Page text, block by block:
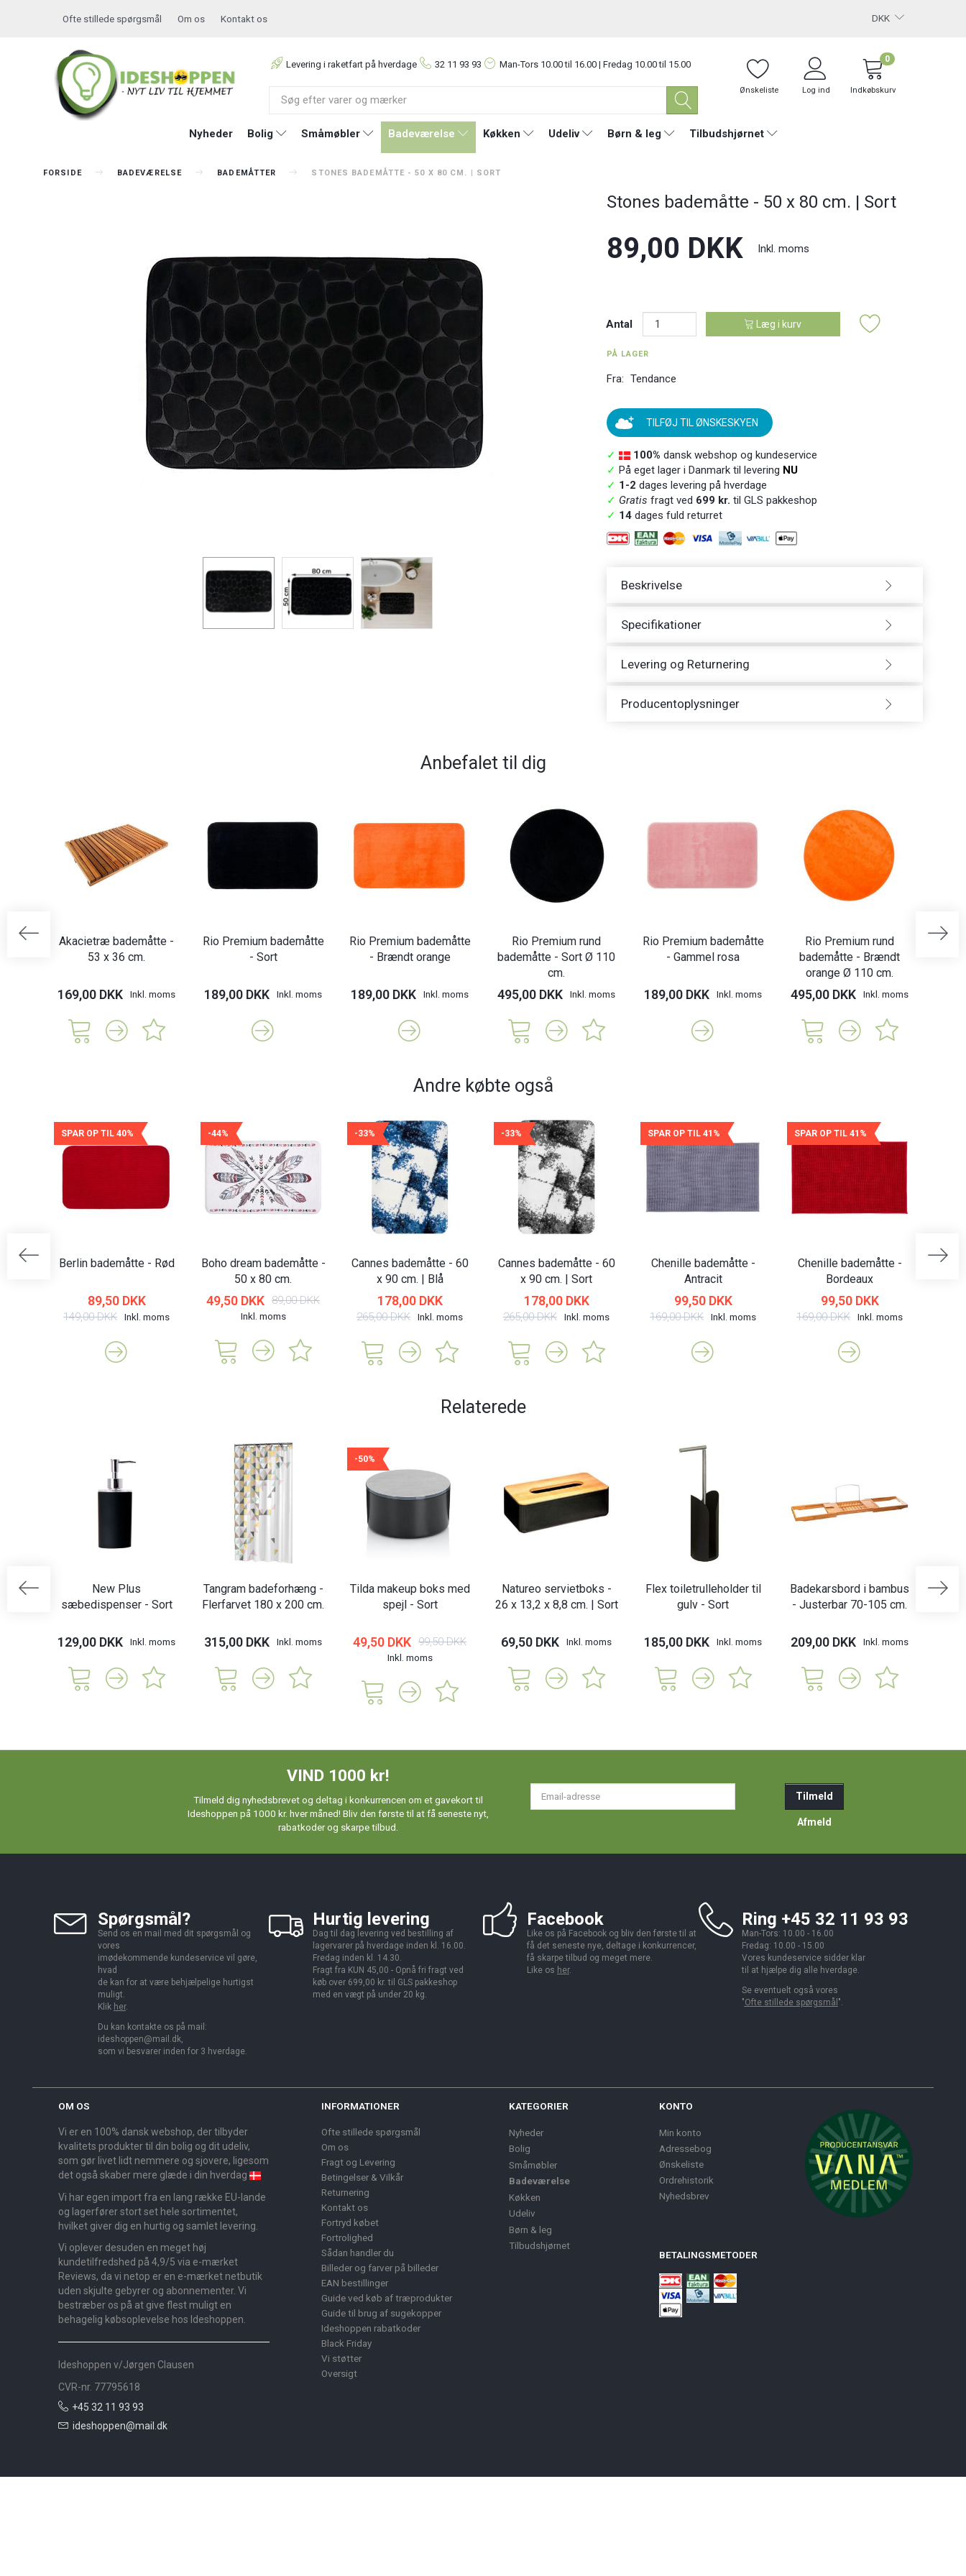
DKK
Ofte stillede spørgsmål Om os Kontakt os
Levering i raketfart på hverdage 32 11 93 93 Man-Tors 10.00 til 16.00 | Fredag 10.00 til 15.00
Ønskeliste Log ind Indkøbskurv
0
Nyheder Bolig Småmøbler Badeværelse Køkken Udeliv Børn & leg Tilbudshjørnet
FORSIDE BADEVÆRELSE BADEMÅTTER STONES BADEMÅTTE - 50 X 80 CM. | SORT
Stones bademåtte - 50 x 80 cm. | Sort
89,00 DKK Inkl. moms
Antal Læg i kurv
PÅ LAGER
Fra: Tendance
TILFØJ TIL ØNSKESKYEN
✓ 100% dansk webshop og kundeservice
✓ På eget lager i Danmark til levering NU
✓ 1-2 dages levering på hverdage
✓ Gratis fragt ved 699 kr. til GLS pakkeshop
✓ 14dages fuld returret
Beskrivelse
Specifikationer
Levering og Returnering
Producentoplysninger
Anbefalet til dig
Akacietræ bademåtte -
53 x 36 cm.
169,00 DKK Inkl. moms
Rio Premium bademåtte
- Sort
189,00 DKK Inkl. moms
Rio Premium bademåtte
- Brændt orange
189,00 DKK Inkl. moms
Rio Premium rund
bademåtte - Sort Ø 110
cm.
495,00 DKK Inkl. moms
Rio Premium bademåtte
- Gammel rosa
189,00 DKK Inkl. moms
Rio Premium rund
bademåtte - Brændt
orange Ø 110 cm.
495,00 DKK Inkl. moms
Rio
Andre købte også
SPAR OP TIL 40%
Berlin bademåtte - Rød
89,50 DKK
149,00 DKK Inkl. moms
-44%
Boho dream bademåtte -
50 x 80 cm.
49,50 DKK 89,00 DKK
Inkl. moms
-33%
Cannes bademåtte - 60
x 90 cm. | Blå
178,00 DKK
265,00 DKK Inkl. moms
-33%
Cannes bademåtte - 60
x 90 cm. | Sort
178,00 DKK
265,00 DKK Inkl. moms
SPAR OP TIL 41%
Chenille bademåtte -
Antracit
99,50 DKK
169,00 DKK Inkl. moms
SPAR OP TIL 41%
Chenille bademåtte -
Bordeaux
99,50 DKK
169,00 DKK Inkl. moms
Relaterede
New Plus
sæbedispenser - Sort
129,00 DKK Inkl. moms
Tangram badeforhæng -
Flerfarvet 180 x 200 cm.
315,00 DKK Inkl. moms
-50%
Tilda makeup boks med
spejl - Sort
49,50 DKK 99,50 DKK
Inkl. moms
Natureo servietboks -
26 x 13,2 x 8,8 cm. | Sort
69,50 DKK Inkl. moms
Flex toiletrulleholder til
gulv - Sort
185,00 DKK Inkl. moms
Badekarsbord i bambus
- Justerbar 70-105 cm.
209,00 DKK Inkl. moms
VIND 1000 kr!
Tilmeld dig nyhedsbrevet og deltag i konkurrencen om et gavekort til
Ideshoppen på 1000 kr. hver måned! Bliv den første til at få seneste nyt,
rabatkoder og skarpe tilbud.
Tilmeld
Afmeld
Spørgsmål?
Send os en mail med dit spørgsmål og
vores
imødekommende kundeservice vil gøre,
hvad
de kan for at være behjælpelige hurtigst
muligt.
Klik her.
Du kan kontakte os på mail:
ideshoppen@mail.dk,
som vi besvarer inden for 3 hverdage.
Hurtig levering
Dag til dag levering ved bestilling af
lagervarer på hverdage inden kl. 16.00.
Fredag inden kl. 14.30.
Fragt fra KUN 45,00 - Opnå fri fragt ved
køb over 699,00 kr. til GLS pakkeshop
med en vægt på under 20 kg.
Facebook
Like os på Facebook og bliv den første til at
få det seneste nye, deltage i konkurrencer,
få skarpe tilbud og meget mere.
Like os her.
Ring +45 32 11 93 93
Man-Tors: 10.00 - 16.00
Fredag: 10.00 - 15.00
Vores kundeservice sidder klar
til at hjælpe dig alle hverdage.
Se eventuelt også vores
"Ofte stillede spørgsmål ".
OM OS
Vi er en 100% dansk webshop, der tilbyder
kvalitets produkter til din bolig og dit udeliv,
som gør livet lidt nemmere og sjovere, ligesom
det også skaber mere glæde i din hverdag
Vi har egen import fra en lang række EU-lande
og lagerfører stort set hele sortimentet,
hvilket giver dig en hurtig og samlet levering.
Vi oplever desuden en meget høj
kundetilfredshed på 4,9/5 via e-mærket
Reviews, da vi netop er en e-mærket netbutik
uden skjulte gebyrer og abonnementer. Vi
bestræber os på at give flest muligt en
behagelig købsoplevelse hos Ideshoppen.
Ideshoppen v/Jørgen Clausen
CVR-nr. 77795618
+45 32 11 93 93
ideshoppen@mail.dk
INFORMATIONER
Ofte stillede spørgsmål
Om os
Fragt og Levering
Betingelser & Vilkår
Returnering
Kontakt os
Fortryd købet
Fortrolighed
Sådan handler du
Billeder og farver på billeder
EAN bestillinger
Guide ved køb af træprodukter
Guide til brug af sugekopper
Ideshoppen rabatkoder
Black Friday
Vi støtter
Oversigt
KATEGORIER
Nyheder
Bolig
Småmøbler
Badeværelse
Køkken
Udeliv
Børn & leg
Tilbudshjørnet
KONTO
Min konto
Adressebog
Ønskeliste
Ordrehistorik
Nyhedsbrev
BETALINGSMETODER